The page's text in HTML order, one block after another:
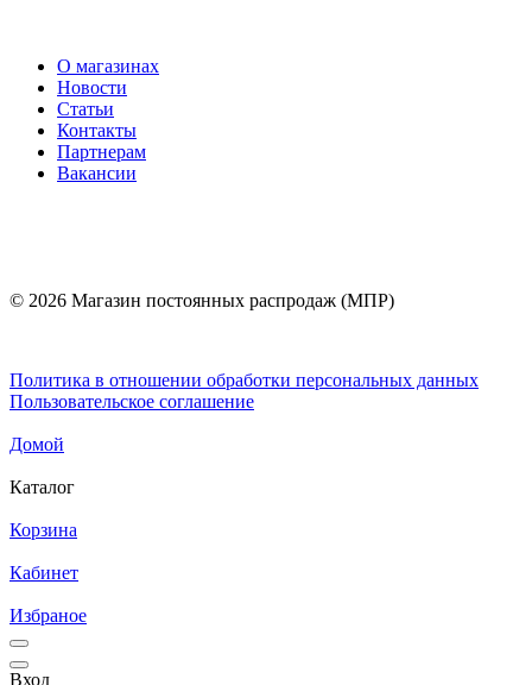
О магазинах
Новости
Статьи
Контакты
Партнерам
Вакансии
© 2026 Магазин постоянных распродаж (МПР)
Политика в отношении обработки персональных данных
Пользовательское соглашение
Домой
Каталог
Корзина
Кабинет
Избраное
Вход